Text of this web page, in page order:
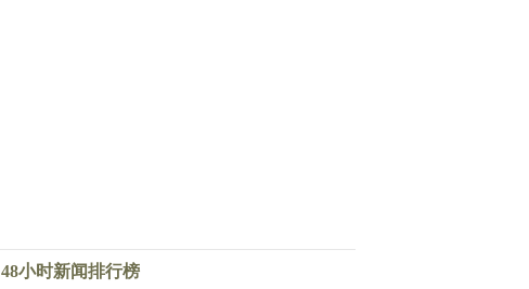
48小时新闻排行榜